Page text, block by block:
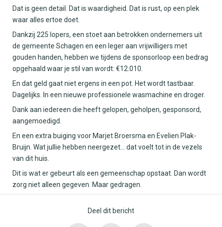
Dat is geen detail. Dat is waardigheid. Dat is rust, op een plek
waar alles ertoe doet.
Dankzij 225 lopers, een stoet aan betrokken ondernemers uit
de gemeente Schagen en een leger aan vrijwilligers met
gouden handen, hebben we tijdens de sponsorloop een bedrag
opgehaald waar je stil van wordt: €12.010.
En dat geld gaat niet ergens in een pot. Het wordt tastbaar.
Dagelijks. In een nieuwe professionele wasmachine en droger.
Dank aan iedereen die heeft gelopen, geholpen, gesponsord,
aangemoedigd.
En een extra buiging voor Marjet Broersma en Evelien Plak-
Bruijn. Wat jullie hebben neergezet… dat voelt tot in de vezels
van dit huis.
Dit is wat er gebeurt als een gemeenschap opstaat. Dan wordt
zorg niet alleen gegeven. Maar gedragen.
Deel dit bericht